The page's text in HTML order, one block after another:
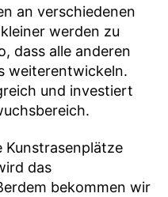
an verschiedenen
werden zu
dass alle anderen
weiterentwickeln.
und investiert
Kunstrasenplätze
das
bekommen wir